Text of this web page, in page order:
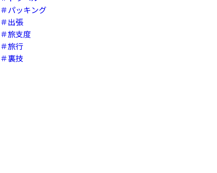
＃パッキング
＃出張
＃旅支度
＃旅行
＃裏技